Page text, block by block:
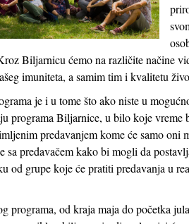
Biljarnicu ćemo na različite načine
imuniteta, a samim tim i kvalitetu
je i u tome što ako niste u
programa Biljarnice, u bilo koje vreme
predavanjem kome će samo
sa predavačem kako bi mogli da
od grupe koje će pratiti predavanja u
programa, od kraja maja do početka